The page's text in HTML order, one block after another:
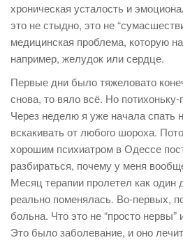
хроническая усталость и
это не стыдно, это не
медицинская проблема, которую
например, желудок или сердце.
Первые дни было тяжеловато
снова, то вяло всё. Но
Через неделю я уже начала спать
вскакивать от любого шороха.
хорошим психиатром в Одессе
разбираться, почему у меня
Месяц терапии пролетел как один
реально поменялась. Во-первых,
больна. Что это не “просто нервы”
Это было заболевание, и оно